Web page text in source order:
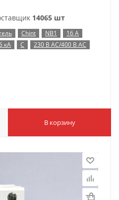
14065 шт
Chint NB1
16 А
кА C 230 В AC/400 В AC
В корзину